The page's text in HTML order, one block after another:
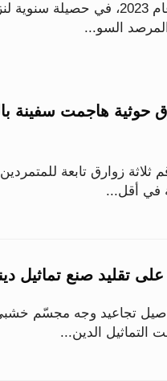
قُتل أكثر من 4360 شخصاً في سوريا خلال عام 2023، في حصيلة
يقتل طواقم 3 زوارق حوثية هاجمت سفينة
زوارق تابعة للمتمردين
في أقل...
تقليد صنع تماثيل
تجاعيد وجه مجسّم
التماثيل الدين...